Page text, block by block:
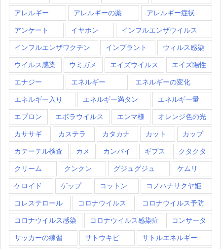
アレルギー アレルギーの薬 アレルギー症状
アンケート イヤホン インフルエンザウイルス
インフルエンザワクチン インプラント ウィルス感染
ウイルス感染 ウミガメ エイズウイルス エイズ陽性
エナジー エネルギー エネルギーの変化
エネルギー入り エネルギー満タン エネルギー量
エプロン エボラウイルス エンマ様 オレンジ色の光
カササギ カステラ カタカナ カット カップ
カテーテル検査 カメ カンパイ ギブス クタクタ
クリーム クンクン グジュグジュ ケムリ
ケロイド ゲップ コットン コノハナサクヤ姫
コレステロール コロナウイルス コロナウイルス予防
コロナウイルス感染 コロナウイルス感染症 コンサータ
サッカーの練習 サトウキビ サトルエネルギー